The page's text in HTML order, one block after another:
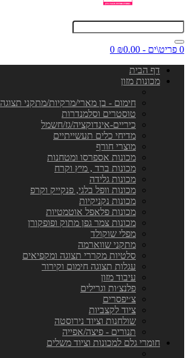
0 פריט\ים - ₪0.00
0
דף הבית
מכונות מזון
חימום - בן מארי/מרקיות/מתקני תצוגה
טוסטרים וסלמנדרות
כיריים-אינדוקציה/גז/חשמל
מדיחי כלים תעשייתיים
מוצרי חורף
מכונות אספרסו ומטחנות
מכונות ברד , מיץ וקרח
מכונות גלידה
מכונות וופל בלגי, פנקייק וקרפ
מכונות נקניקיות
מכונות פלאפל אוטמטיות
מכונות צמר גפן מתוק ופופקורן
מפלי שוקולד
מתקני שווארמה
סלטיות מקררי תצוגה ומקפיאים
עגלות תצוגה חימום וקירור
עיבוד מזון
פלנצ׳ות וגרילים
צ׳יפסרים
ציוד לקצביות
שולחנות וציוד נירוסטה
תנורים - פיצה/אפייה
חומרי גלם למכונות וציוד משלים